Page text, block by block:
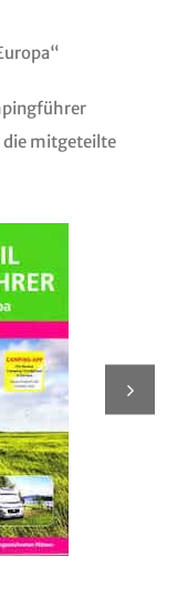
die mitgeteilte